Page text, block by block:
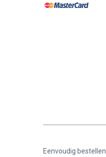
Eenvoudig bestellen